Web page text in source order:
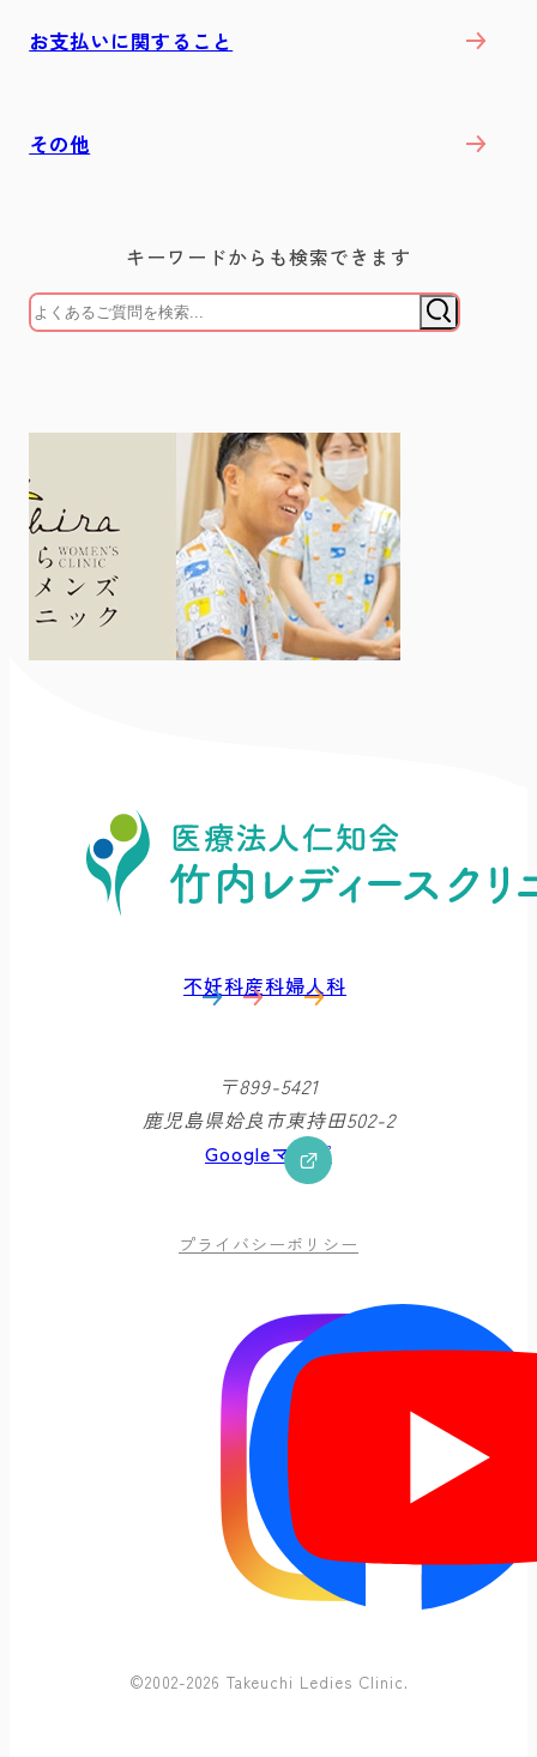
お支払いに関すること
その他
キーワードからも検索できます
不妊科産科婦人科
〒899-5421
鹿児島県姶良市東持田502-2
Googleマップ
プライバシーポリシー
©2002-2026 Takeuchi Ledies Clinic.